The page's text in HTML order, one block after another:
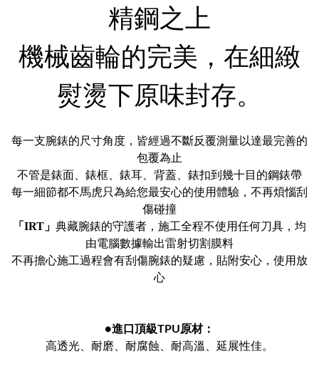
精鋼之上
機械齒輪的完美，在細緻
熨燙下原味封存。
每一支腕錶的尺寸角度，皆經過不斷反覆測量以達最完善的
包覆為止
不管是錶面、錶框、錶耳、背蓋、錶扣到幾十目的鋼錶帶
每一細節都不馬虎只為給您最安心的使用體驗，不再煩惱刮
傷碰撞
「IRT」 典藏腕錶的守護者，施工全程不使用任何刀具，均
由電腦數據輸出雷射切割膜料
不再擔心施工過程會有刮傷腕錶的疑慮，貼附安心，使用放
心
●進口頂級TPU原材：
高透光、耐磨、耐腐蝕、耐高溫、延展性佳。